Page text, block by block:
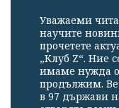
Уважаеми
научите
прочетете
„Клуб Z“. Ние
имаме нужда
продължим.
в 97 държави